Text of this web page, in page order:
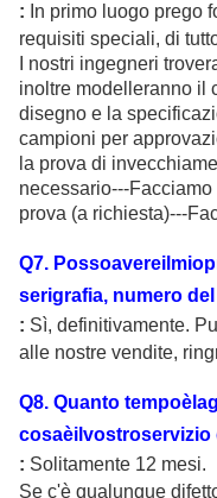
: In primo luogo prego
requisiti speciali, di
I nostri ingegneri
inoltre modelleranno il
disegno e la
campioni per
la prova di
necessario---
prova (a richiesta)---
Q7.
serigrafia, numero
: Sì, definitivamente.
alle nostre vendite,
Q8. Quanto
cosaèilvostroservizio
: Solitamente 12 mesi.
Se c'è qualunque